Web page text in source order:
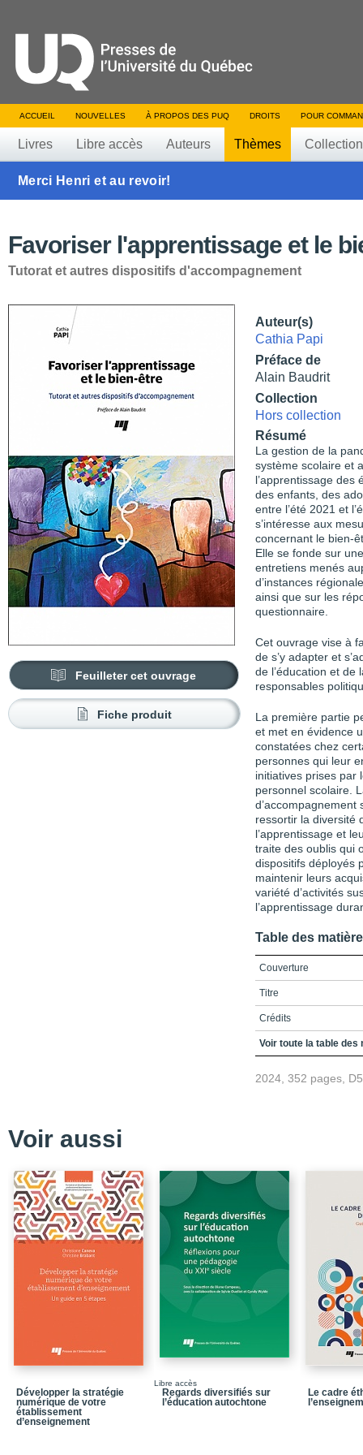
ACCUEIL NOUVELLES À PROPOS DES PUQ DROITS POUR
Livres Libre accès Auteurs Thèmes
Merci Henri et au revoir!
Favoriser l'apprentissage et le
Tutorat et autres dispositifs d'accompagnement
Feuilleter cet ouvrage
Fiche produit
Auteur(s)
Cathia Papi
Préface de
Alain Baudrit
Collection
Hors collection
Résumé
La gestion de la
système scolaire et
l’apprentissage
des enfants, des
entre l’été 2021 et
s’intéresse aux
concernant le bien-
Elle se fonde sur
entretiens menés
d’instances
ainsi que sur les
questionnaire.
Cet ouvrage vise à
de s’y adapter et
de l’éducation et de
responsables
La première partie
et met en évidence
constatées chez
personnes qui leur
initiatives prises par
personnel scolaire.
ressortir la diversité
l’apprentissage et
traite des oublis qui
dispositifs déployés
maintenir leurs
variété d’activités
l’apprentissage
Table des
Couverture
Titre
Crédits
Préface / Qu’on se le
Liste des sigles et
Liste des notions
Introduction
Études de cas
Généralisation des
questionnaire
Synthèse concernant
PARTIE I / Les
milieu éducatif et les
Chapitre 1 / La
sur le bien-être et
Voir toute la table des
2024, 352 pages,
Voir aussi
Développer la stratégie
numérique de votre
établissement
d’enseignement
Libre accès
Regards diversifiés sur
l’éducation autochtone
Le cadre